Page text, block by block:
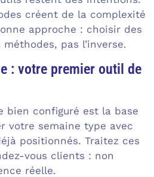
créent de la complexité
approche : choisir des
pas l’inverse.
: votre premier outil de
bien configuré est la base
votre semaine type avec
positionnés. Traitez ces
vous clients : non
réelle.